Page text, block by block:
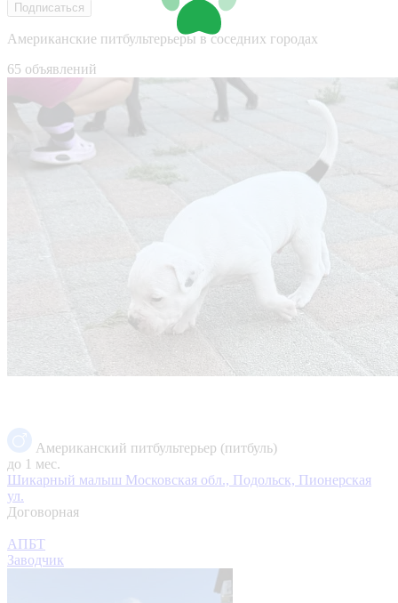
Подписаться
Американские питбультерьеры в соседних городах
65 объявлений
Американский питбультерьер (питбуль)
до 1 мес.
Шикарный малыш Московская обл., Подольск, Пионерская
ул.
Договорная
АПБТ
Заводчик